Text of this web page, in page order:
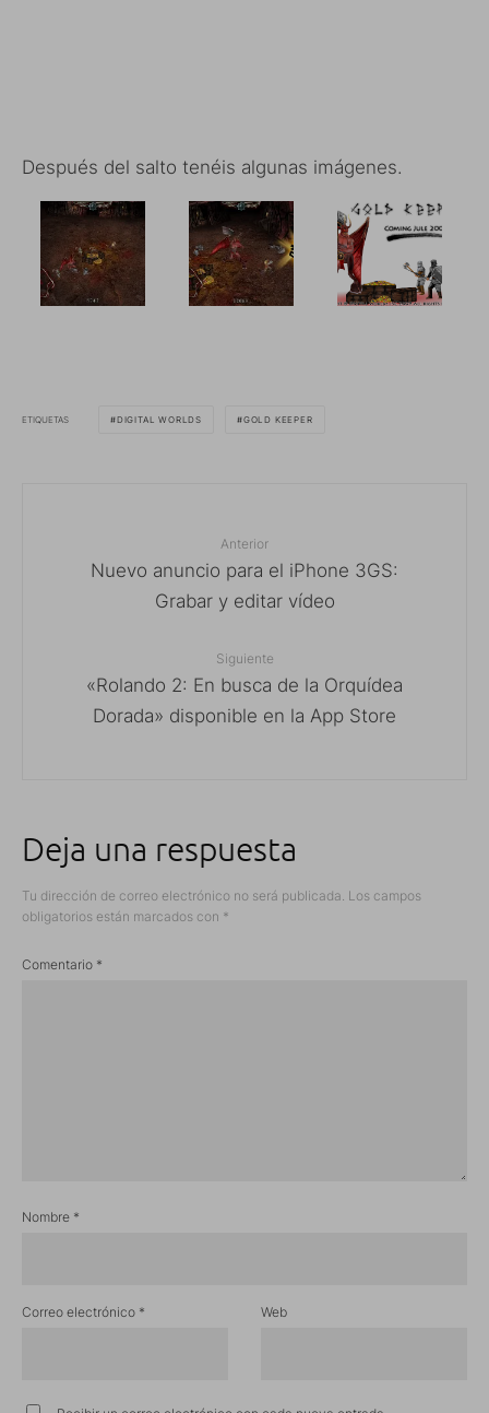
Después del salto tenéis algunas imágenes.
ETIQUETAS DIGITAL WORLDS GOLD KEEPER
Anterior
Nuevo anuncio para el iPhone 3GS:
Grabar y editar vídeo
Siguiente
«Rolando 2: En busca de la Orquídea
Dorada» disponible en la App Store
Deja una respuesta
Tu dirección de correo electrónico no será publicada. Los campos
obligatorios están marcados con *
Comentario *
Nombre *
Correo electrónico * Web